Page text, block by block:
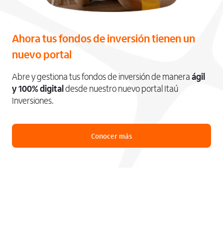
Ahora tus fondos de inversión tienen un
nuevo portal
Abre y gestiona tus fondos de inversión de manera ágil
y 100% digitaldesde nuestro nuevo portal Itaú
Inversiones.
Conocer más